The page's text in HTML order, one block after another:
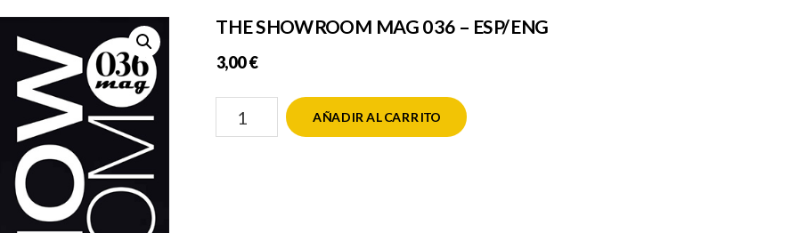
THE SHOWROOM MAG 036 – ESP/ENG
3,00€
SHOWROOM
AÑADIR AL CARRITO